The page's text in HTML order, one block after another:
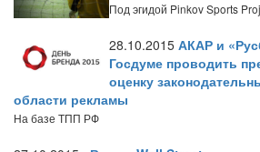
Под эгидой Pinkov Sports
28.10.2015 АКАР и
Госдуме проводить
оценку
области рекламы
На базе ТПП РФ